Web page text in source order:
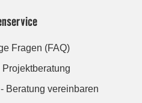
Fragen (FAQ)
Beratung vereinbaren